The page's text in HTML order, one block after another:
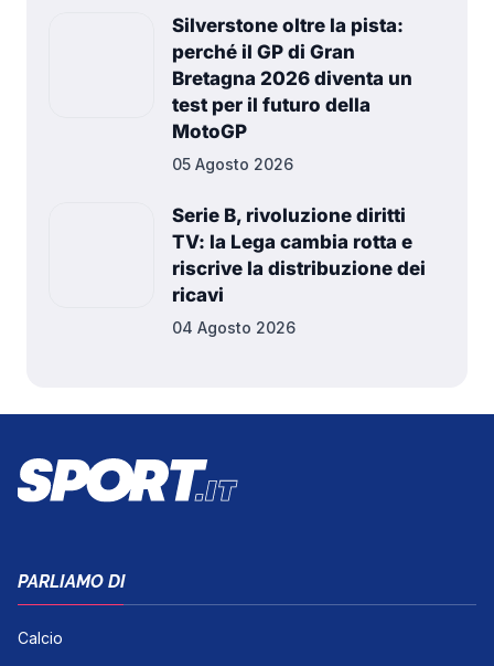
Silverstone oltre la pista:
perché il GP di Gran
Bretagna 2026 diventa un
test per il futuro della
MotoGP
05 Agosto 2026
Serie B, rivoluzione diritti
TV: la Lega cambia rotta e
riscrive la distribuzione dei
ricavi
04 Agosto 2026
PARLIAMO DI
Calcio